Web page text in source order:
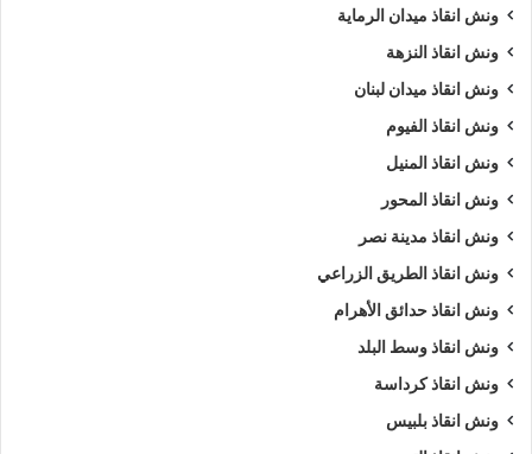
ونش انقاذ ميدان الرماية
ونش انقاذ النزهة
ونش انقاذ ميدان لبنان
ونش انقاذ الفيوم
ونش انقاذ المنيل
ونش انقاذ المحور
ونش انقاذ مدينة نصر
ونش انقاذ الطريق الزراعي
ونش انقاذ حدائق الأهرام
ونش انقاذ وسط البلد
ونش انقاذ كرداسة
ونش انقاذ بلبيس